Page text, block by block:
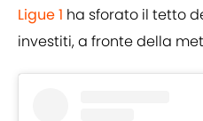
Ligue 1 ha sforato il tetto
investiti, a fronte della